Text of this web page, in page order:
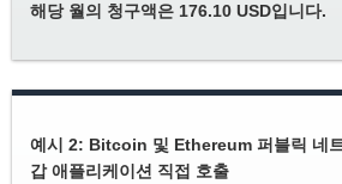
해당 월의 청구액은 176.10 USD입니다.
예시 2: Bitcoin 및 Ethereum 퍼블릭 네
갑 애플리케이션 직접 호출